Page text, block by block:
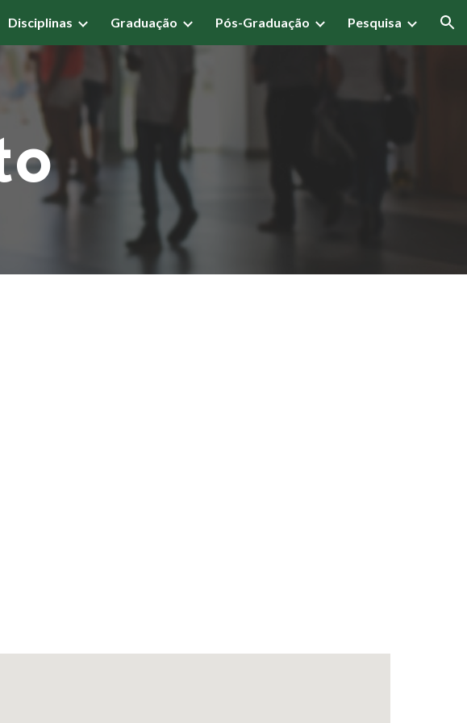
Skip to navigation
Disciplinas Graduação Pós-Graduação Pesquisa